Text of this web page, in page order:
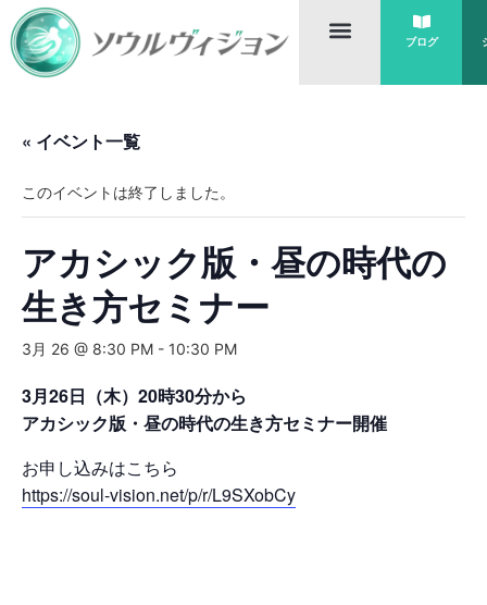
ブログ
« イベント一覧
このイベントは終了しました。
アカシック版・昼の時代の
生き方セミナー
3月 26 @ 8:30 PM - 10:30 PM
3月26日（木）20時30分から
アカシック版・昼の時代の生き方セミナー開催
お申し込みはこちら
https://soul-vision.net/p/r/L9SXobCy